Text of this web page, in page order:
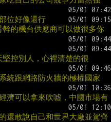
位好像還行
的機台供應商可以做很多你
控別人，心裡清楚的很
統跟網路防火牆的極權國家
濟可以拿來吹噓，中國市場有
還敢說自己和世界大廠並駕齊